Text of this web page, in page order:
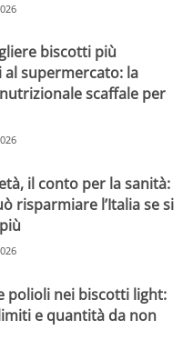
biscotti più
supermercato: la
scaffale per
il conto per la sanità:
risparmiare l’Italia se si
polioli nei biscotti light:
e quantità da non